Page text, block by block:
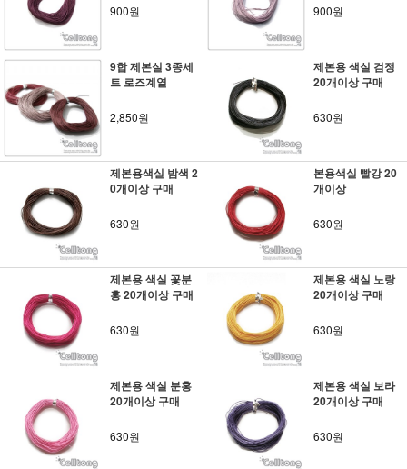
900원 900원
9합 제본실 3종세
트 로즈계열
2,850원
제본용 색실 검정
20개이상 구매
630원
제본용색실 밤색 2
0개이상 구매
630원
본용색실 빨강 20
개이상
630원
제본용 색실 꽃분
홍 20개이상 구매
630원
제본용 색실 노랑
20개이상 구매
630원
제본용 색실 분홍
20개이상 구매
630원
제본용 색실 보라
20개이상 구매
630원